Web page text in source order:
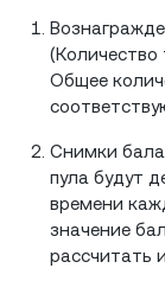
(Количество
Общее
Снимки
пула будут
времени
значение
рассчитать